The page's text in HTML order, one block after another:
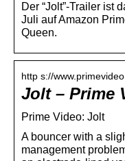
Der “Jolt”-Trailer ist
Juli auf Amazon
Queen.
http s://
Jolt – Prime
Prime Video: Jolt
A bouncer with a
management